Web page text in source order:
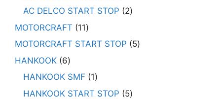
AC DELCO START STOP
2
MOTORCRAFT
11
MOTORCRAFT START STOP
5
HANKOOK 6
HANKOOK SMF
1
HANKOOK START STOP
5